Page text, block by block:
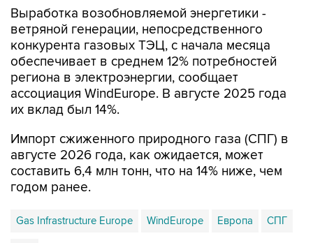
Выработка возобновляемой энергетики -
ветряной генерации, непосредственного
конкурента газовых ТЭЦ, с начала месяца
обеспечивает в среднем 12% потребностей
региона в электроэнергии, сообщает
ассоциация WindEurope. В августе 2025 года
их вклад был 14%.
Импорт сжиженного природного газа (СПГ) в
августе 2026 года, как ожидается, может
составить 6,4 млн тонн, что на 14% ниже, чем
годом ранее.
Gas Infrastructure Europe WindEurope Европа СПГ